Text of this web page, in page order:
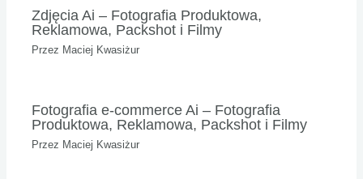
Zdjęcia Ai – Fotografia Produktowa,
Reklamowa, Packshot i Filmy
Przez Maciej Kwasiżur
Fotografia e-commerce Ai – Fotografia
Produktowa, Reklamowa, Packshot i Filmy
Przez Maciej Kwasiżur